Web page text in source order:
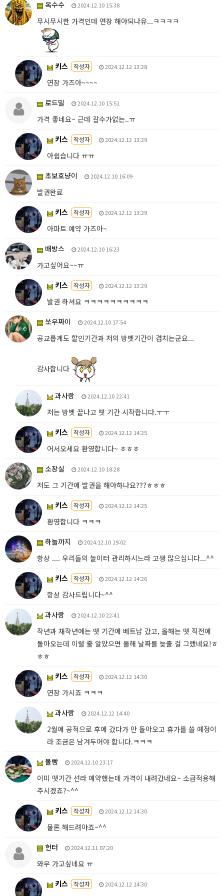
옥수수 2024.12.10 15:38
무시무시한 가격인데 연장 해야되나유...ㅋㅋㅋㅋ
키스 작성자 2024.12.12 13:28
연장 가즈아~~~~
로드밀
2024.12.10 15:51
가격 좋네요~ 근데 갈수가없는..ㅠ
키스
작성자 2024.12.12 13:29
아쉽습니다 ㅠㅠ
초보호냥이
2024.12.10 16:09
발권완료
키스
작성자 2024.12.12 13:29
아파트 예약 가즈아~
배방스
2024.12.10 16:23
가고싶어요~~ㅠ
키스
작성자 2024.12.12 13:29
발권 하셔요 ㅋㅋㅋㅋㅋㅋㅋㅋㅋㅋ
쏘우짜이
2024.12.10 17:54
공교롭게도 할인기간과 저의 방벳기간이 겹치는군요...
감사합니다
과사랑 2024.12.10 22:41
저는 방벳 끝나고 뗏 기간 시작합니다.ㅜㅜ
키스
작성자 2024.12.12 14:25
어서오세요 환영합니다~ ㅎㅎㅎ
소장실
2024.12.10 18:28
저도 그 기간에 발권을 해야하나요???ㅎㅎㅎ
키스
작성자 2024.12.12 14:25
환영합니다 ㅋㅋㅋ
하늘까지
2024.12.10 19:02
항상 .... 우리들의 놀이터 관리하시느라 고생 많으십니다...^^
키스
작성자 2024.12.12 14:26
항상 감사드립니다~^^
과사랑
2024.12.10 22:41
작년과 재작년에는 뗏 기간에 베트남 갔고, 올해는 뗏 직전에
돌아오는데 이럴 줄 알았으면 올해 날짜를 늦출 걸 그랬네요!ㅎ
ㅎㅎ
키스
작성자 2024.12.12 14:30
연장 가시죠 ㅋㅋㅋ
과사랑
2024.12.12 14:40
2월에 공적으로 후에 갔다가 안 돌아오고 휴가를 쓸 예정이
라 조금은 남겨두어야 합니다.ㅋㅋㅋ
몰빵
2024.12.10 23:17
이미 뗏기간 선라 예약했는데 가격이 내려갔네요~ 소급적용해
주시겠죠?~^^
키스
작성자 2024.12.12 14:30
물론 해드려야죠~^^
헌터
2024.12.11 07:20
와우 가고싶네요 ㅠ
키스
작성자 2024.12.12 14:30